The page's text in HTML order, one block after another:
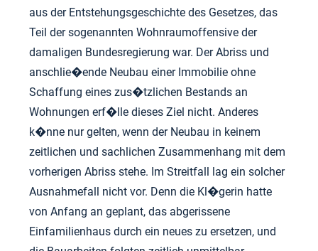
aus der Entstehungsgeschichte des Gesetzes, das
Teil der sogenannten Wohnraumoffensive der
damaligen Bundesregierung war. Der Abriss und
anschlie�ende Neubau einer Immobilie ohne
Schaffung eines zus�tzlichen Bestands an
Wohnungen erf�lle dieses Ziel nicht. Anderes
k�nne nur gelten, wenn der Neubau in keinem
zeitlichen und sachlichen Zusammenhang mit dem
vorherigen Abriss stehe. Im Streitfall lag ein solcher
Ausnahmefall nicht vor. Denn die Kl�gerin hatte
von Anfang an geplant, das abgerissene
Einfamilienhaus durch ein neues zu ersetzen, und